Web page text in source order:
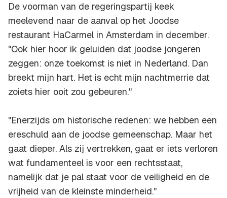
De voorman van de regeringspartij keek
meelevend naar de aanval op het Joodse
restaurant HaCarmel in Amsterdam in december.
"Ook hier hoor ik geluiden dat joodse jongeren
zeggen: onze toekomst is niet in Nederland. Dan
breekt mijn hart. Het is echt mijn nachtmerrie dat
zoiets hier ooit zou gebeuren."
"Enerzijds om historische redenen: we hebben een
ereschuld aan de joodse gemeenschap. Maar het
gaat dieper. Als zij vertrekken, gaat er iets verloren
wat fundamenteel is voor een rechtsstaat,
namelijk dat je pal staat voor de veiligheid en de
vrijheid van de kleinste minderheid.''